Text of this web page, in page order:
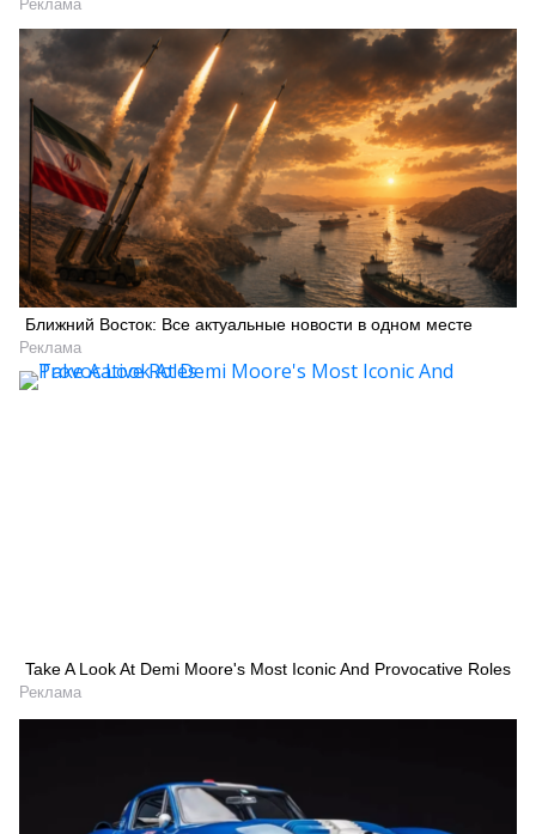
Реклама
Ближний Восток: Все актуальные новости в одном месте
Реклама
Take A Look At Demi Moore's Most Iconic And Provocative Roles
Реклама